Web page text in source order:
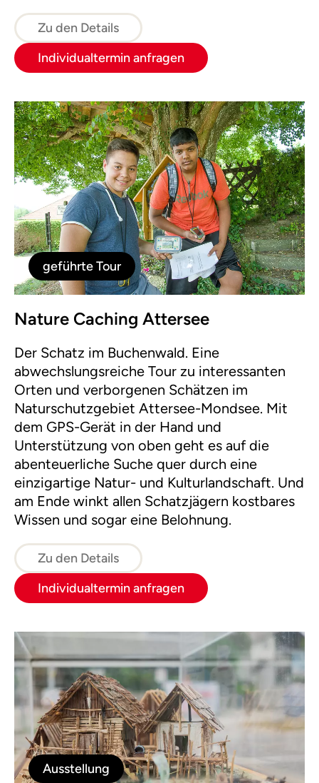
Waldabenteuern und Gruppenerlebnissen.
Zu den Details
Individualtermin anfragen
geführte Tour
Nature Caching Attersee
Der Schatz im Buchenwald. Eine
abwechslungsreiche Tour zu interessanten
Orten und verborgenen Schätzen im
Naturschutzgebiet Attersee-Mondsee. Mit
dem GPS-Gerät in der Hand und
Unterstützung von oben geht es auf die
abenteuerliche Suche quer durch eine
einzigartige Natur- und Kulturlandschaft. Und
am Ende winkt allen Schatzjägern kostbares
Wissen und sogar eine Belohnung.
Zu den Details
Individualtermin anfragen
Ausstellung